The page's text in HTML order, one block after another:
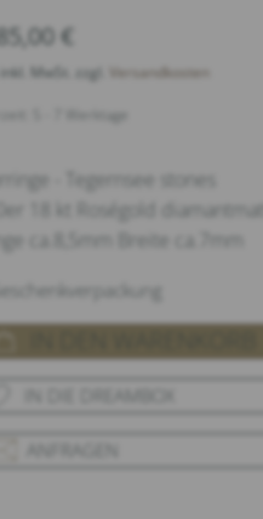
€
inkl. MwSt. zzgl. Versandkosten
5 - 7 Werktage
- Tegernsee stones
18 kt Roségold diamantmatt
ca.8,5mm Breite ca.7mm
Geschenkverpackung